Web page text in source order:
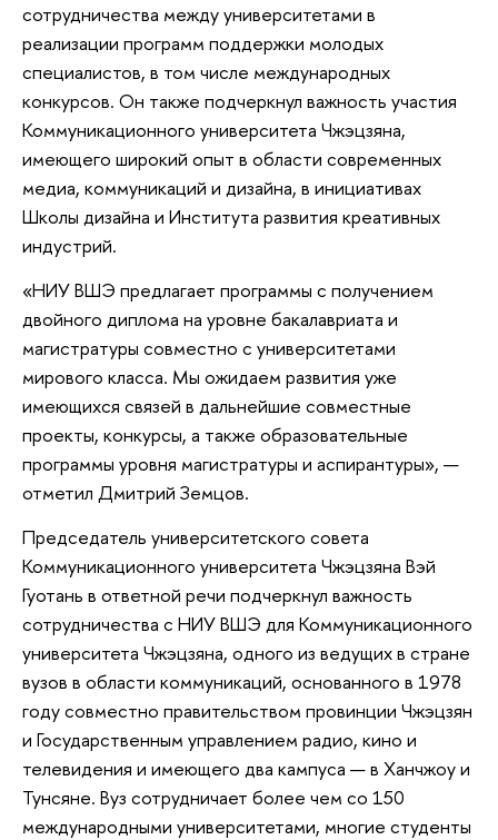
сотрудничества между университетами в
реализации программ поддержки молодых
специалистов, в том числе международных
конкурсов. Он также подчеркнул важность участия
Коммуникационного университета Чжэцзяна,
имеющего широкий опыт в области современных
медиа, коммуникаций и дизайна, в инициативах
Школы дизайна и Института развития креативных
индустрий.
«НИУ ВШЭ предлагает программы с получением
двойного диплома на уровне бакалавриата и
магистратуры совместно с университетами
мирового класса. Мы ожидаем развития уже
имеющихся связей в дальнейшие совместные
проекты, конкурсы, а также образовательные
программы уровня магистратуры и аспирантуры», —
отметил Дмитрий Земцов.
Председатель университетского совета
Коммуникационного университета Чжэцзяна Вэй
Гуотань в ответной речи подчеркнул важность
сотрудничества с НИУ ВШЭ для Коммуникационного
университета Чжэцзяна, одного из ведущих в стране
вузов в области коммуникаций, основанного в 1978
году совместно правительством провинции Чжэцзян
и Государственным управлением радио, кино и
телевидения и имеющего два кампуса — в Ханчжоу и
Тунсяне. Вуз сотрудничает более чем со 150
международными университетами, многие студенты